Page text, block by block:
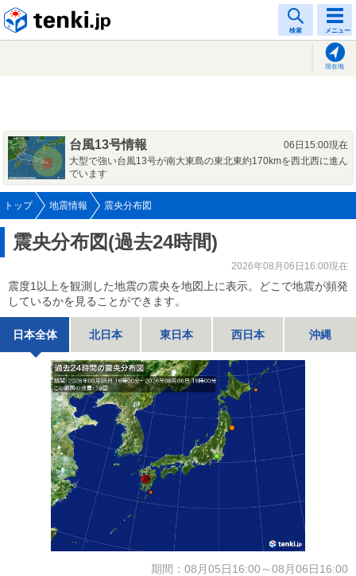
検索 メニュー
現在地
台風13号情報
06日15:00現在
大型で強い台風13号が南大東島の東北東約170kmを西北西に進ん
でいます
トップ 地震情報 震央分布図
震央分布図(過去24時間)
2026年08月06日16:00現在
震度1以上を観測した地震の震央を地図上に表示。どこで地震が頻発
しているかを見ることができます。
日本全体 北日本 東日本 西日本 沖縄
期間：08月05日16:00～08月06日16:00